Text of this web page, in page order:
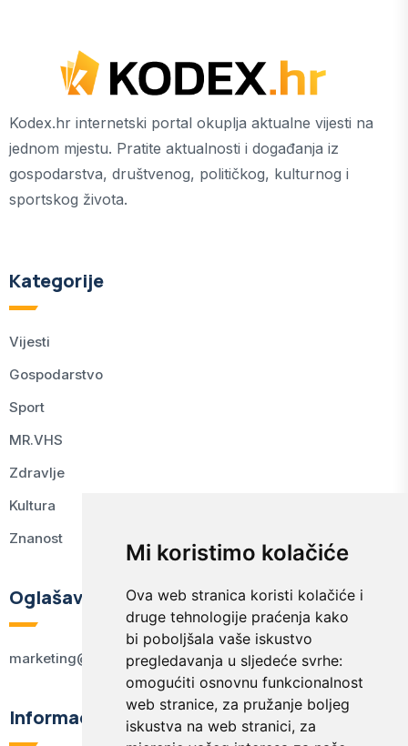
Mi koristimo kolačiće
Ova web stranica koristi kolačiće i
druge tehnologije praćenja kako
bi poboljšala vaše iskustvo
pregledavanja u sljedeće svrhe:
omogućiti osnovnu funkcionalnost
web stranice, za pružanje boljeg
iskustva na web stranici, za
Kodex.hr internetski portal okuplja aktualne vijesti na
jednom mjestu. Pratite aktualnosti i događanja iz
gospodarstva, društvenog, političkog, kulturnog i
sportskog života.
Kategorije
Vijesti
Gospodarstvo
Sport
MR.VHS
Zdravlje
Kultura
Znanost
Oglašavanje
marketing@kodex.hr
Informacije